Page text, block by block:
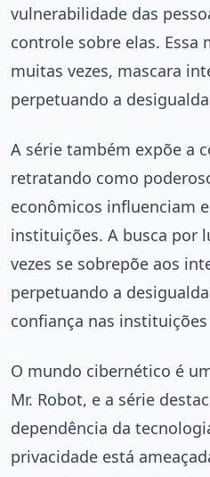
vulnerabilidade das
controle sobre elas. Essa
muitas vezes, mascara
perpetuando a
A série também expõe a
retratando como
econômicos influenciam
instituições. A busca por
vezes se sobrepõe aos
perpetuando a
confiança nas
O mundo cibernético é
Mr. Robot, e a série
dependência da
privacidade está